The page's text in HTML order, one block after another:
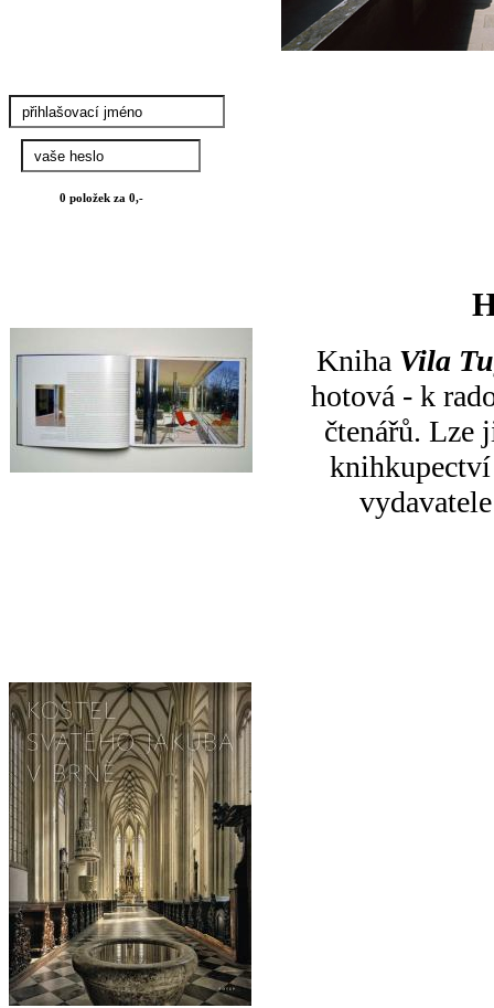
0 položek za 0,-
Kniha Vila
hotová - k
čtenářů. Lze